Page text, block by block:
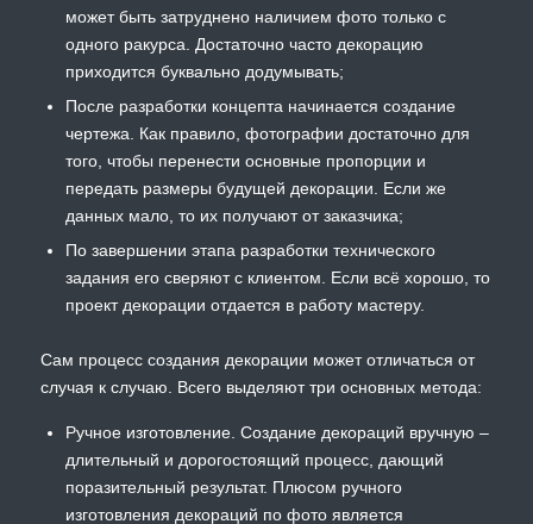
может быть затруднено наличием фото только с
одного ракурса. Достаточно часто декорацию
приходится буквально додумывать;
После разработки концепта начинается создание
чертежа. Как правило, фотографии достаточно для
того, чтобы перенести основные пропорции и
передать размеры будущей декорации. Если же
данных мало, то их получают от заказчика;
По завершении этапа разработки технического
задания его сверяют с клиентом. Если всё хорошо, то
проект декорации отдается в работу мастеру.
Сам процесс создания декорации может отличаться от
случая к случаю. Всего выделяют три основных метода:
Ручное изготовление. Создание декораций вручную –
длительный и дорогостоящий процесс, дающий
поразительный результат. Плюсом ручного
изготовления декораций по фото является